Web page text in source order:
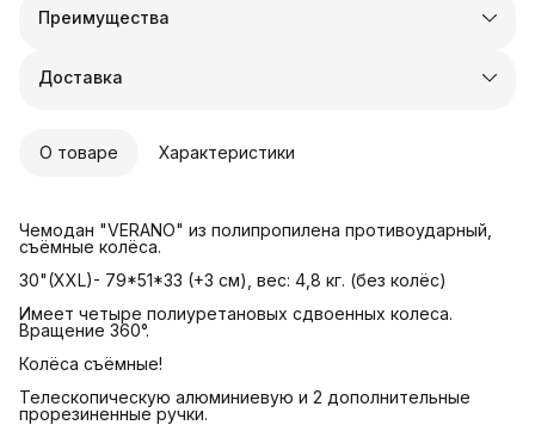
Преимущества
Оплата частями в Сплит
Удобный возврат
Доставка
О товаре Характеристики
Чемодан "VERANO" из полипропилена противоударный,
съёмные колёса.
30"(XXL)- 79*51*33 (+3 см), вес: 4,8 кг. (без колёс)
Имеет четыре полиуретановых сдвоенных колеса.
Вращение 360°.
Колёса съёмные!
Телескопическую алюминиевую и 2 дополнительные
прорезиненные ручки.